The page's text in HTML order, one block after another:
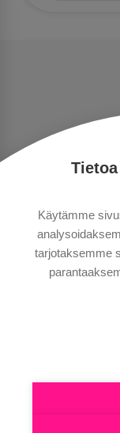
Käytämme
tarjotaksemme
Copyright ©